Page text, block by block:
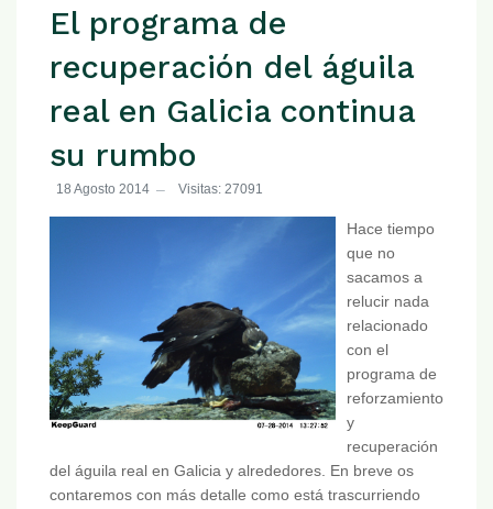
El programa de
recuperación del águila
real en Galicia continua
su rumbo
18 Agosto 2014 Visitas: 27091
Hace tiempo
que no
sacamos a
relucir nada
relacionado
con el
programa de
reforzamiento
y
recuperación
del águila real en Galicia y alrededores. En breve os
contaremos con más detalle como está trascurriendo